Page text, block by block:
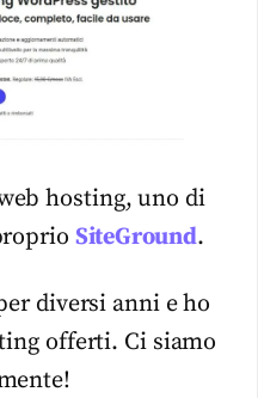
hosting, uno di
SiteGround.
diversi anni e ho
offerti. Ci siamo